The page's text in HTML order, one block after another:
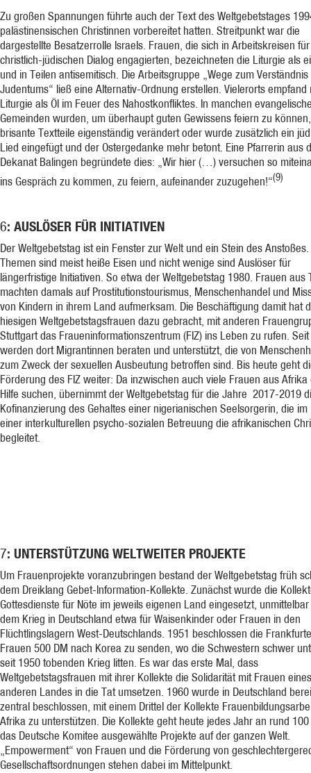
Zu großen Spannungen führte auch der Text des Weltgebetstages
palästinensischen Christinnen vorbereitet hatten. Streitpunkt war die
dargestellte Besatzerrolle Israels. Frauen, die sich in Arbeitskreisen
christlich-jüdischen Dialog engagierten, bezeichneten die Liturgie als
und in Teilen antisemitisch. Die Arbeitsgruppe „Wege zum
Judentums“ ließ eine Alternativ-Ordnung erstellen. Vielerorts empfand
Liturgie als Öl im Feuer des Nahostkonfliktes. In manchen
Gemeinden wurden, um überhaupt guten Gewissens feiern zu können,
brisante Textteile eigenständig verändert oder wurde zusätzlich ein
Lied eingefügt und der Ostergedanke mehr betont. Eine Pfarrerin aus
Dekanat Balingen begründete dies: „Wir hier (…) versuchen so
ins Gespräch zu kommen, zu feiern, aufeinander zuzugehen!“(9)
6: AUSLÖSER FÜR INITIATIVEN
Der Weltgebetstag ist ein Fenster zur Welt und ein Stein des Anstoßes.
Themen sind meist heiße Eisen und nicht wenige sind Auslöser für
längerfristige Initiativen. So etwa der Weltgebetstag 1980. Frauen aus
machten damals auf Prostitutionstourismus, Menschenhandel und
von Kindern in ihrem Land aufmerksam. Die Beschäftigung damit hat
hiesigen Weltgebetstagsfrauen dazu gebracht, mit anderen
Stuttgart das Fraueninformationszentrum (FIZ) ins Leben zu rufen.
werden dort Migrantinnen beraten und unterstützt, die von
zum Zweck der sexuellen Ausbeutung betroffen sind. Bis heute geht
Förderung des FIZ weiter: Da inzwischen auch viele Frauen aus Afrika
Hilfe suchen, übernimmt der Weltgebetstag für die Jahre 2017-2019
Kofinanzierung des Gehaltes einer nigerianischen Seelsorgerin, die im
einer interkulturellen psycho-sozialen Betreuung die afrikanischen
begleitet.
7: UNTERSTÜTZUNG WELTWEITER PROJEKTE
Um Frauenprojekte voranzubringen bestand der Weltgebetstag früh
dem Dreiklang Gebet-Information-Kollekte. Zunächst wurde die
Gottesdienste für Nöte im jeweils eigenen Land eingesetzt,
dem Krieg in Deutschland etwa für Waisenkinder oder Frauen in den
Flüchtlingslagern West-Deutschlands. 1951 beschlossen die
Frauen 500 DM nach Korea zu senden, wo die Schwestern schwer
seit 1950 tobenden Krieg litten. Es war das erste Mal, dass
Weltgebetstagsfrauen mit ihrer Kollekte die Solidarität mit Frauen eines
anderen Landes in die Tat umsetzen. 1960 wurde in Deutschland
zentral beschlossen, mit einem Drittel der Kollekte
Afrika zu unterstützen. Die Kollekte geht heute jedes Jahr an rund
das Deutsche Komitee ausgewählte Projekte auf der ganzen Welt.
„Empowerment“ von Frauen und die Förderung von
Gesellschaftsordnungen stehen dabei im Mittelpunkt.